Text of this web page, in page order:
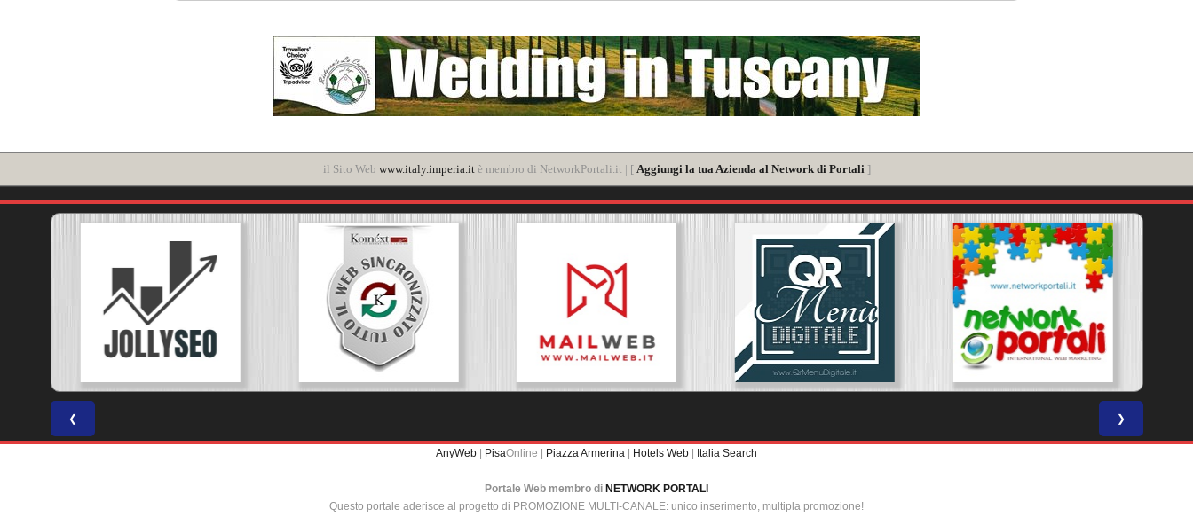
il Sito Web www.italy.imperia.itè membro di NetworkPortali.it | [ Aggiungi la tua Azienda al Network di Portali ]
❮ ❯
AnyWeb | PisaOnline | Piazza Armerina | Hotels Web | Italia Search
Portale Web membro di NETWORK PORTALI
Questo portale aderisce al progetto di PROMOZIONE MULTI-CANALE: unico inserimento, multipla promozione!